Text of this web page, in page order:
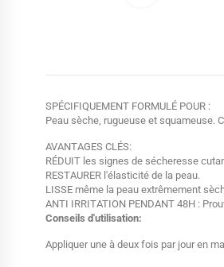
SPÉCIFIQUEMENT FORMULÉ POUR :
Peau sèche, rugueuse et squameuse.
AVANTAGES CLÉS:
RÉDUIT les signes de sécheresse
RESTAURER l'élasticité de la peau.
LISSE même la peau extrêmement
ANTI IRRITATION PENDANT 48H :
Conseils d'utilisation:
Appliquer une à deux fois par jour en